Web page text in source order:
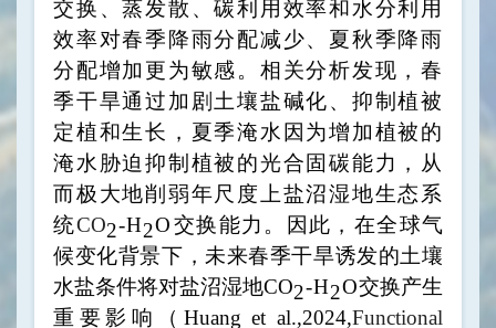
交换、蒸发散、碳利用效率和水分利用
效率对春季降雨分配减少、夏秋季降雨
分配增加更为敏感。相关分析发现，春
季干旱通过加剧土壤盐碱化、抑制植被
定植和生长，夏季淹水因为增加植被的
淹水胁迫抑制植被的光合固碳能力，从
而极大地削弱年尺度上盐沼湿地生态系
统CO2-H2O交换能力。因此，在全球气
候变化背景下，未来春季干旱诱发的土壤
水盐条件将对盐沼湿地CO2-H2O交换产生
重要影响（ Huang et al.,2024,Functional